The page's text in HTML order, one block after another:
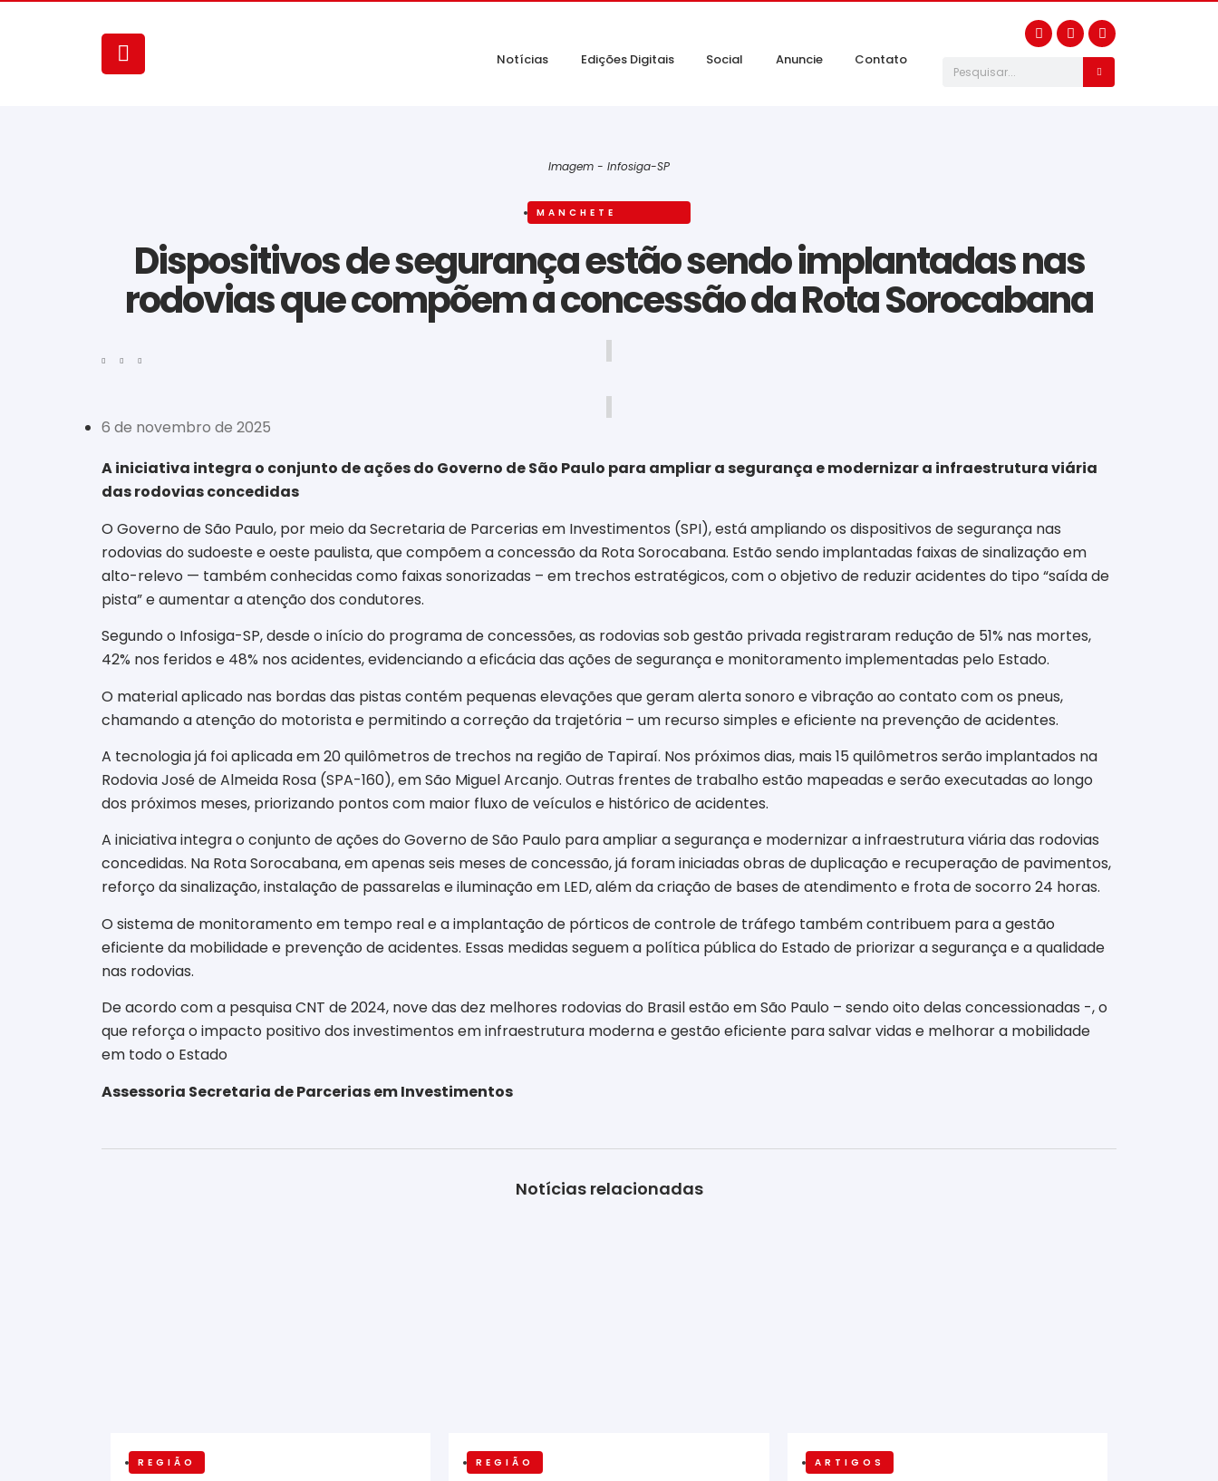
Notícias Edições Digitais Social Anuncie Contato
Imagem - Infosiga-SP
MANCHETE
Dispositivos de segurança estão sendo implantadas nas
rodovias que compõem a concessão da Rota Sorocabana
6 de novembro de 2025
A iniciativa integra o conjunto de ações do Governo de São Paulo para ampliar a segurança e modernizar a infraestrutura viária
das rodovias concedidas
O Governo de São Paulo, por meio da Secretaria de Parcerias em Investimentos (SPI), está ampliando os dispositivos de segurança nas
rodovias do sudoeste e oeste paulista, que compõem a concessão da Rota Sorocabana. Estão sendo implantadas faixas de sinalização em
alto-relevo — também conhecidas como faixas sonorizadas – em trechos estratégicos, com o objetivo de reduzir acidentes do tipo “saída de
pista” e aumentar a atenção dos condutores.
Segundo o Infosiga-SP, desde o início do programa de concessões, as rodovias sob gestão privada registraram redução de 51% nas mortes,
42% nos feridos e 48% nos acidentes, evidenciando a eficácia das ações de segurança e monitoramento implementadas pelo Estado.
O material aplicado nas bordas das pistas contém pequenas elevações que geram alerta sonoro e vibração ao contato com os pneus,
chamando a atenção do motorista e permitindo a correção da trajetória – um recurso simples e eficiente na prevenção de acidentes.
A tecnologia já foi aplicada em 20 quilômetros de trechos na região de Tapiraí. Nos próximos dias, mais 15 quilômetros serão implantados na
Rodovia José de Almeida Rosa (SPA-160), em São Miguel Arcanjo. Outras frentes de trabalho estão mapeadas e serão executadas ao longo
dos próximos meses, priorizando pontos com maior fluxo de veículos e histórico de acidentes.
A iniciativa integra o conjunto de ações do Governo de São Paulo para ampliar a segurança e modernizar a infraestrutura viária das rodovias
concedidas. Na Rota Sorocabana, em apenas seis meses de concessão, já foram iniciadas obras de duplicação e recuperação de pavimentos,
reforço da sinalização, instalação de passarelas e iluminação em LED, além da criação de bases de atendimento e frota de socorro 24 horas.
O sistema de monitoramento em tempo real e a implantação de pórticos de controle de tráfego também contribuem para a gestão
eficiente da mobilidade e prevenção de acidentes. Essas medidas seguem a política pública do Estado de priorizar a segurança e a qualidade
nas rodovias.
De acordo com a pesquisa CNT de 2024, nove das dez melhores rodovias do Brasil estão em São Paulo – sendo oito delas concessionadas -, o
que reforça o impacto positivo dos investimentos em infraestrutura moderna e gestão eficiente para salvar vidas e melhorar a mobilidade
em todo o Estado
Assessoria Secretaria de Parcerias em Investimentos
Notícias relacionadas
REGIÃO REGIÃO ARTIGOS